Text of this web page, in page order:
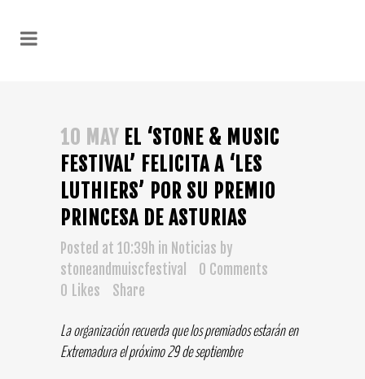
10 MAY EL ‘STONE & MUSIC
FESTIVAL’ FELICITA A ‘LES
LUTHIERS’ POR SU PREMIO
PRINCESA DE ASTURIAS
Posted at 10:39h in Noticias by
stoneandmuiscfestival
0 Comments
0 Likes Share
La organización recuerda que los premiados estarán en
Extremadura el próximo 29 de septiembre